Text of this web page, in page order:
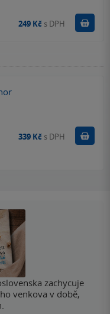
249 Kč s DPH Koupit
339 Kč s DPH Koupit
zachycuje
venkova v době,